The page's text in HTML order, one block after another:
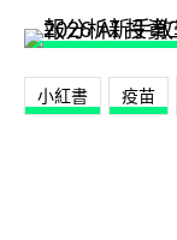
小紅書 疫苗